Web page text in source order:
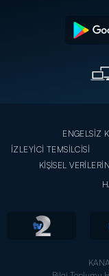
ENGELSİZ
İZLEYİCİ TEMSİLCİSİ
KİŞİSEL